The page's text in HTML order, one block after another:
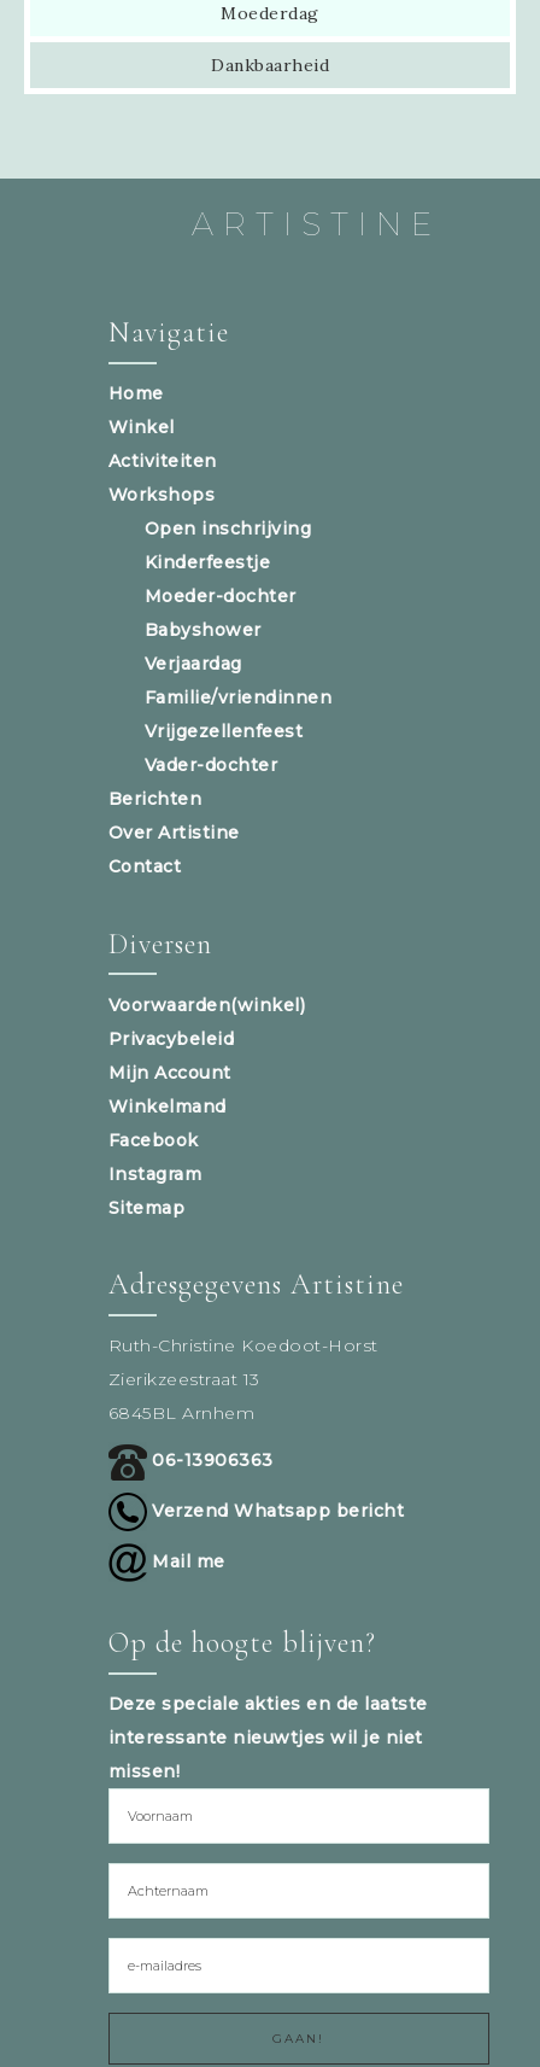
Moederdag
Dankbaarheid
ARTISTINE
Navigatie
Home
Winkel
Activiteiten
Workshops
Open inschrijving
Kinderfeestje
Moeder-dochter
Babyshower
Verjaardag
Familie/vriendinnen
Vrijgezellenfeest
Vader-dochter
Berichten
Over Artistine
Contact
Diversen
Voorwaarden(winkel)
Privacybeleid
Mijn Account
Winkelmand
Facebook
Instagram
Sitemap
Adresgegevens Artistine
Ruth-Christine Koedoot-Horst
Zierikzeestraat 13
6845BL Arnhem
06-13906363
Verzend Whatsapp bericht
Mail me
Op de hoogte blijven?
Deze speciale akties en de laatste
interessante nieuwtjes wil je niet
missen!